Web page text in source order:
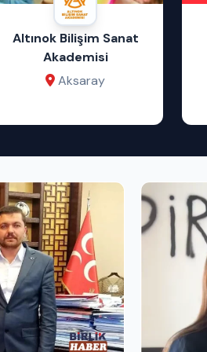
Altınok Bilişim Sanat
Akademisi
Aksaray